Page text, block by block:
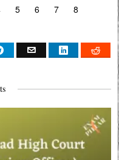
5 6 7 8